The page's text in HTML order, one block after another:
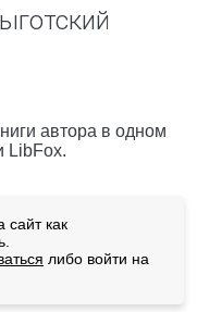
автора в одном
LibFox.
как
либо войти на